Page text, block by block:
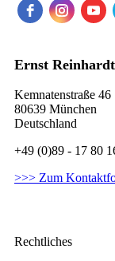
Ernst
Kemnatenstraße 46
80639 München
Deutschland
+49 (0)89 - 17 80
>>> Zum
Rechtliches